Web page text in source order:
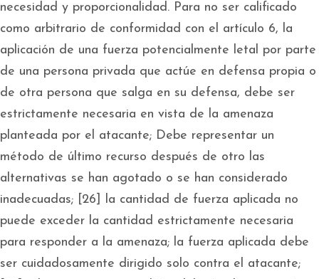
necesidad y proporcionalidad. Para no ser calificado
como arbitrario de conformidad con el artículo 6, la
aplicación de una fuerza potencialmente letal por parte
de una persona privada que actúe en defensa propia o
de otra persona que salga en su defensa, debe ser
estrictamente necesaria en vista de la amenaza
planteada por el atacante; Debe representar un
método de último recurso después de otro las
alternativas se han agotado o se han considerado
inadecuadas; [26] la cantidad de fuerza aplicada no
puede exceder la cantidad estrictamente necesaria
para responder a la amenaza; la fuerza aplicada debe
ser cuidadosamente dirigido solo contra el atacante;